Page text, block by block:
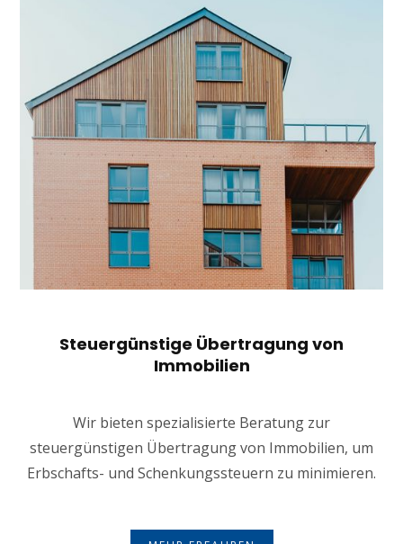
Steuergünstige Übertragung von
Immobilien
Wir bieten spezialisierte Beratung zur
steuergünstigen Übertragung von Immobilien, um
Erbschafts- und Schenkungssteuern zu minimieren.